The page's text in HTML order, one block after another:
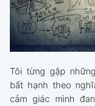
Tôi từng gặp
bất hạnh theo
cảm giác mình